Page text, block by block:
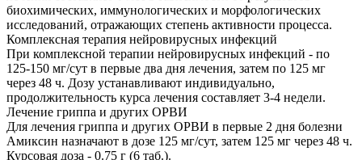
биохимических, иммунологических и морфологических
исследований, отражающих степень активности процесса.
Комплексная терапия нейровирусных инфекций
При комплексной терапии нейровирусных инфекций - по
125-150 мг/сут в первые два дня лечения, затем по 125 мг
через 48 ч. Дозу устанавливают индивидуально,
продолжительность курса лечения составляет 3-4 недели.
Лечение гриппа и других ОРВИ
Для лечения гриппа и других ОРВИ в первые 2 дня болезни
Амиксин назначают в дозе 125 мг/сут, затем 125 мг через 48 ч.
Курсовая доза - 0.75 г (6 таб.).